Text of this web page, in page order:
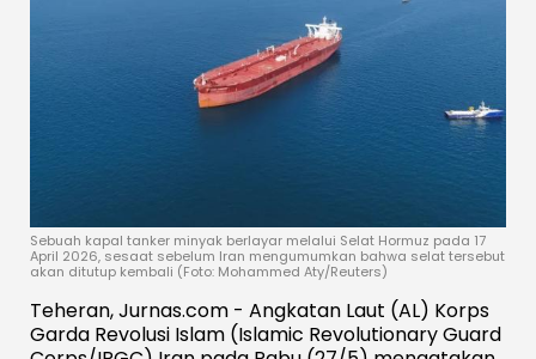
Sebuah kapal tanker minyak berlayar melalui Selat Hormuz pada 17
April 2026, sesaat sebelum Iran mengumumkan bahwa selat tersebut
akan ditutup kembali (Foto: Mohammed Aty/Reuters)
Teheran, Jurnas.com - Angkatan Laut (AL) Korps
Garda Revolusi Islam (Islamic Revolutionary Guard